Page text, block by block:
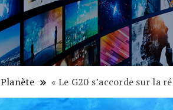
Planète « Le G20 s’accorde sur la